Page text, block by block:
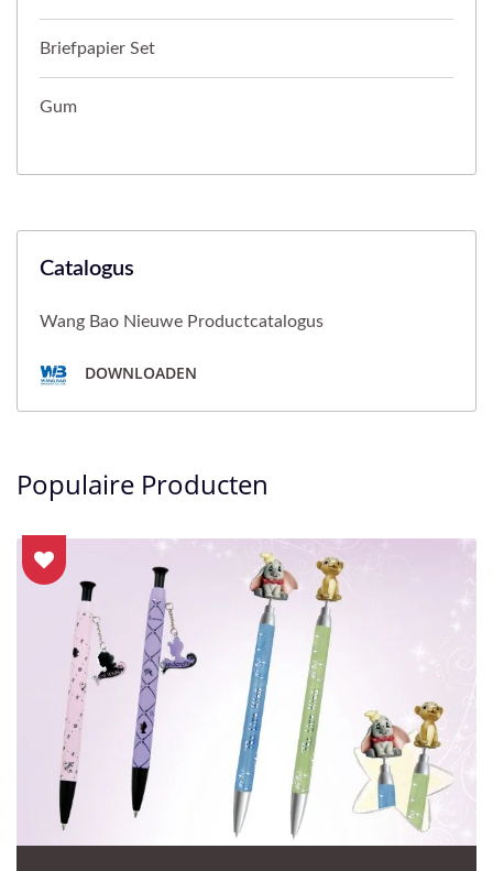
Briefpapier Set
Gum
Catalogus
Wang Bao Nieuwe Productcatalogus
DOWNLOADEN
Populaire Producten